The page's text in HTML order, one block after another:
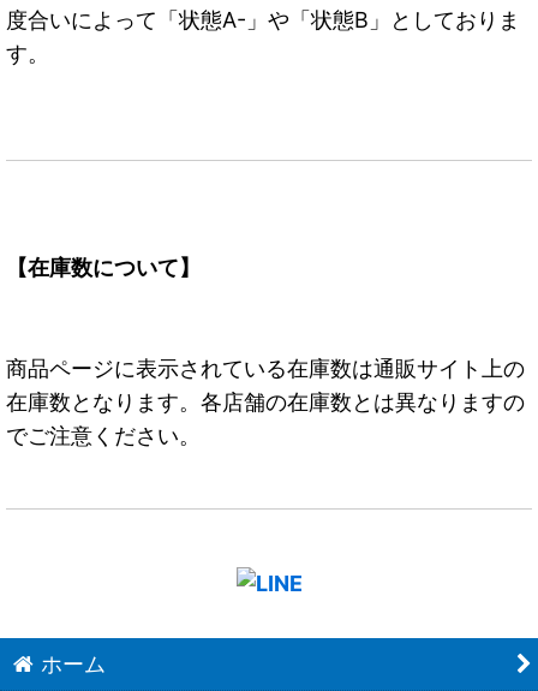
度合いによって「状態A-」や「状態B」としておりま
す。
【在庫数について】
商品ページに表示されている在庫数は通販サイト上の
在庫数となります。各店舗の在庫数とは異なりますの
でご注意ください。
ホーム